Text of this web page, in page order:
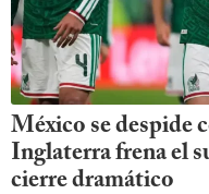
México se despide
Inglaterra frena el
cierre dramático